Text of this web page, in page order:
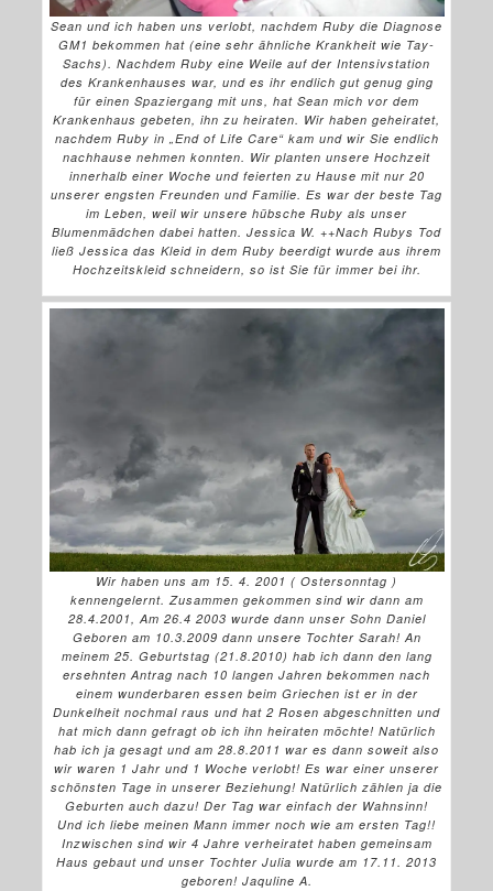
Sean und ich haben uns verlobt, nachdem Ruby die Diagnose
GM1 bekommen hat (eine sehr ähnliche Krankheit wie Tay-
Sachs). Nachdem Ruby eine Weile auf der Intensivstation
des Krankenhauses war, und es ihr endlich gut genug ging
für einen Spaziergang mit uns, hat Sean mich vor dem
Krankenhaus gebeten, ihn zu heiraten. Wir haben geheiratet,
nachdem Ruby in „End of Life Care“ kam und wir Sie endlich
nachhause nehmen konnten. Wir planten unsere Hochzeit
innerhalb einer Woche und feierten zu Hause mit nur 20
unserer engsten Freunden und Familie. Es war der beste Tag
im Leben, weil wir unsere hübsche Ruby als unser
Blumenmädchen dabei hatten. Jessica W. ++Nach Rubys Tod
ließ Jessica das Kleid in dem Ruby beerdigt wurde aus ihrem
Hochzeitskleid schneidern, so ist Sie für immer bei ihr.
Wir haben uns am 15. 4. 2001 ( Ostersonntag )
kennengelernt. Zusammen gekommen sind wir dann am
28.4.2001, Am 26.4 2003 wurde dann unser Sohn Daniel
Geboren am 10.3.2009 dann unsere Tochter Sarah! An
meinem 25. Geburtstag (21.8.2010) hab ich dann den lang
ersehnten Antrag nach 10 langen Jahren bekommen nach
einem wunderbaren essen beim Griechen ist er in der
Dunkelheit nochmal raus und hat 2 Rosen abgeschnitten und
hat mich dann gefragt ob ich ihn heiraten möchte! Natürlich
hab ich ja gesagt und am 28.8.2011 war es dann soweit also
wir waren 1 Jahr und 1 Woche verlobt! Es war einer unserer
schönsten Tage in unserer Beziehung! Natürlich zählen ja die
Geburten auch dazu! Der Tag war einfach der Wahnsinn!
Und ich liebe meinen Mann immer noch wie am ersten Tag!!
Inzwischen sind wir 4 Jahre verheiratet haben gemeinsam
Haus gebaut und unser Tochter Julia wurde am 17.11. 2013
geboren! Jaquline A.